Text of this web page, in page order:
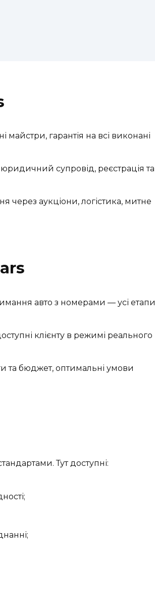
майстри, гарантія на всі виконані
юридичний супровід, реєстрація та
через аукціони, логістика, митне
авто з номерами — усі етапи
клієнту в режимі реального
та бюджет, оптимальні умови
Тут доступні: